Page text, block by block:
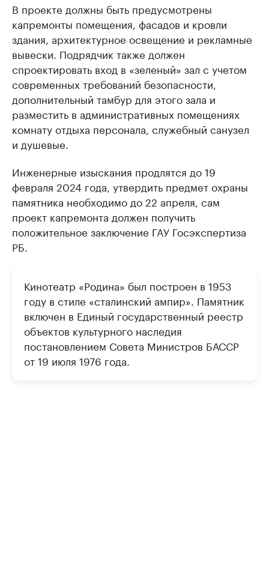
В проекте должны быть предусмотрены
капремонты помещения, фасадов и кровли
здания, архитектурное освещение и рекламные
вывески. Подрядчик также должен
спроектировать вход в «зеленый» зал с учетом
современных требований безопасности,
дополнительный тамбур для этого зала и
разместить в административных помещениях
комнату отдыха персонала, служебный санузел
и душевые.
Инженерные изыскания продлятся до 19
февраля 2024 года, утвердить предмет охраны
памятника необходимо до 22 апреля, сам
проект капремонта должен получить
положительное заключение ГАУ Госэкспертиза
РБ.
Кинотеатр «Родина» был построен в 1953
году в стиле «сталинский ампир». Памятник
включен в Единый государственный реестр
объектов культурного наследия
постановлением Совета Министров БАССР
от 19 июля 1976 года.